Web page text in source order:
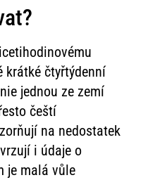
krátké čtyřtýdenní
jednou ze zemí
čeští
na nedostatek
i údaje o
je malá vůle